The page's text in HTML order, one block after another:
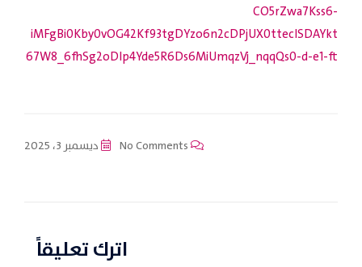
CO5rZwa7Kss6-
iMFgBi0Kby0vOG42Kf93tgDYzo6n2cDPjUX0tteclSDAYkt
67W8_6fhSg2oDlp4Yde5R6Ds6MiUmqzVj_nqqQs0-d-e1-ft
ديسمبر 3، 2025
اترك تعليقاً